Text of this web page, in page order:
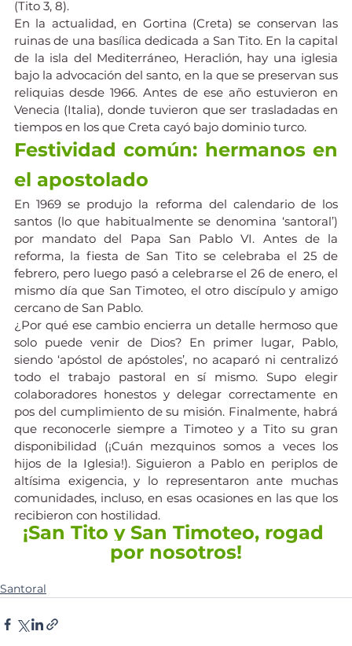
(Tito 3, 8).
En la actualidad, en Gortina (Creta) se conservan las
ruinas de una basílica dedicada a San Tito. En la capital
de la isla del Mediterráneo, Heraclión, hay una iglesia
bajo la advocación del santo, en la que se preservan sus
reliquias desde 1966. Antes de ese año estuvieron en
Venecia (Italia), donde tuvieron que ser trasladadas en
tiempos en los que Creta cayó bajo dominio turco.
Festividad común: hermanos en
el apostolado
En 1969 se produjo la reforma del calendario de los
santos (lo que habitualmente se denomina ‘santoral’)
por mandato del Papa San Pablo VI. Antes de la
reforma, la fiesta de San Tito se celebraba el 25 de
febrero, pero luego pasó a celebrarse el 26 de enero, el
mismo día que San Timoteo, el otro discípulo y amigo
cercano de San Pablo.
¿Por qué ese cambio encierra un detalle hermoso que
solo puede venir de Dios? En primer lugar, Pablo,
siendo ‘apóstol de apóstoles’, no acaparó ni centralizó
todo el trabajo pastoral en sí mismo. Supo elegir
colaboradores honestos y delegar correctamente en
pos del cumplimiento de su misión. Finalmente, habrá
que reconocerle siempre a Timoteo y a Tito su gran
disponibilidad (¡Cuán mezquinos somos a veces los
hijos de la Iglesia!). Siguieron a Pablo en periplos de
altísima exigencia, y lo representaron ante muchas
comunidades, incluso, en esas ocasiones en las que los
recibieron con hostilidad.
¡San Tito y San Timoteo, rogad
por nosotros!
Santoral